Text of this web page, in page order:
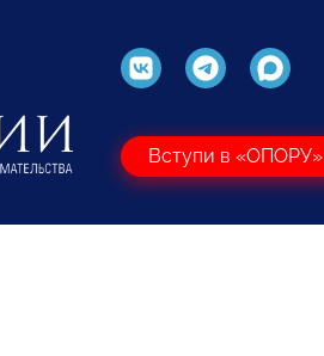
Вступи в «ОПОРУ»